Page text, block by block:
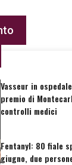
Vasseur in
premio di
controlli medici
Fentanyl: 80 fiale
giugno, due